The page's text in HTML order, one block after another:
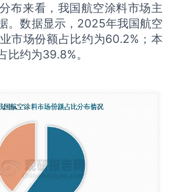
布来看，我国航空涂料市场主
。数据显示，2025年我国航空
市场份额占比约为60.2%；本
比约为39.8%。